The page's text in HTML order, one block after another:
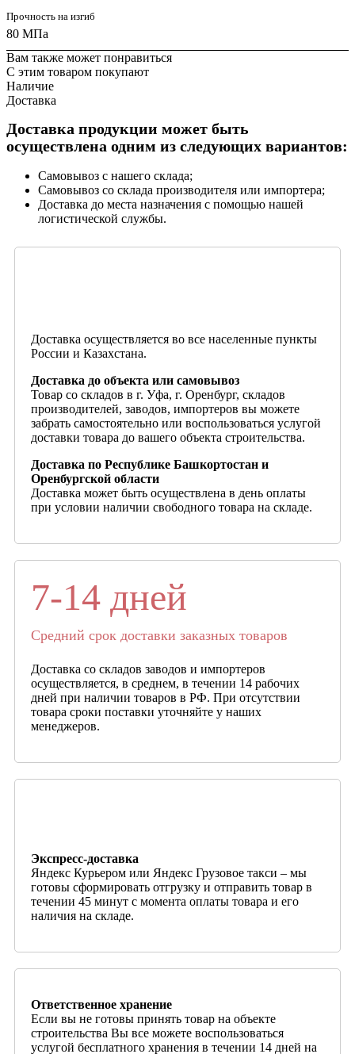
Прочность на изгиб
80 МПа
Вам также может понравиться
С этим товаром покупают
Наличие
Доставка
Доставка продукции может быть
осуществлена одним из следующих вариантов:
Самовывоз с нашего склада;
Самовывоз со склада производителя или импортера;
Доставка до места назначения с помощью нашей
логистической службы.
Доставка осуществляется во все населенные пункты
России и Казахстана.
Доставка до объекта или самовывоз
Товар со складов в г. Уфа, г. Оренбург, складов
производителей, заводов, импортеров вы можете
забрать самостоятельно или воспользоваться услугой
доставки товара до вашего объекта строительства.
Доставка по Республике Башкортостан и
Оренбургской области
Доставка может быть осуществлена в день оплаты
при условии наличии свободного товара на складе.
7-14 дней
Средний срок доставки заказных товаров
Доставка со складов заводов и импортеров
осуществляется, в среднем, в течении 14 рабочих
дней при наличии товаров в РФ. При отсутствии
товара сроки поставки уточняйте у наших
менеджеров.
Экспресс-доставка
Яндекс Курьером или Яндекс Грузовое такси – мы
готовы сформировать отгрузку и отправить товар в
течении 45 минут с момента оплаты товара и его
наличия на складе.
Ответственное хранение
Если вы не готовы принять товар на объекте
строительства Вы все можете воспользоваться
услугой бесплатного хранения в течении 14 дней на